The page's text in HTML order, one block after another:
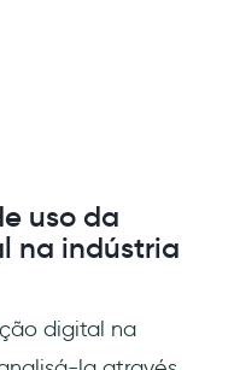
uso da
na indústria
digital na